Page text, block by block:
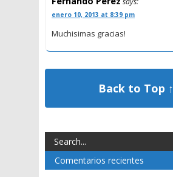
enero 10, 2013 at 8:39 pm
Muchisimas gracias!
Back to Top ↑
Comentarios recientes